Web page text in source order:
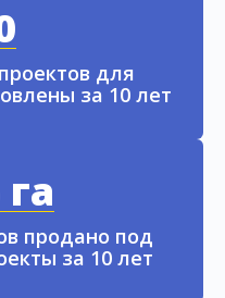
для
за 10 лет
продано под
за 10 лет